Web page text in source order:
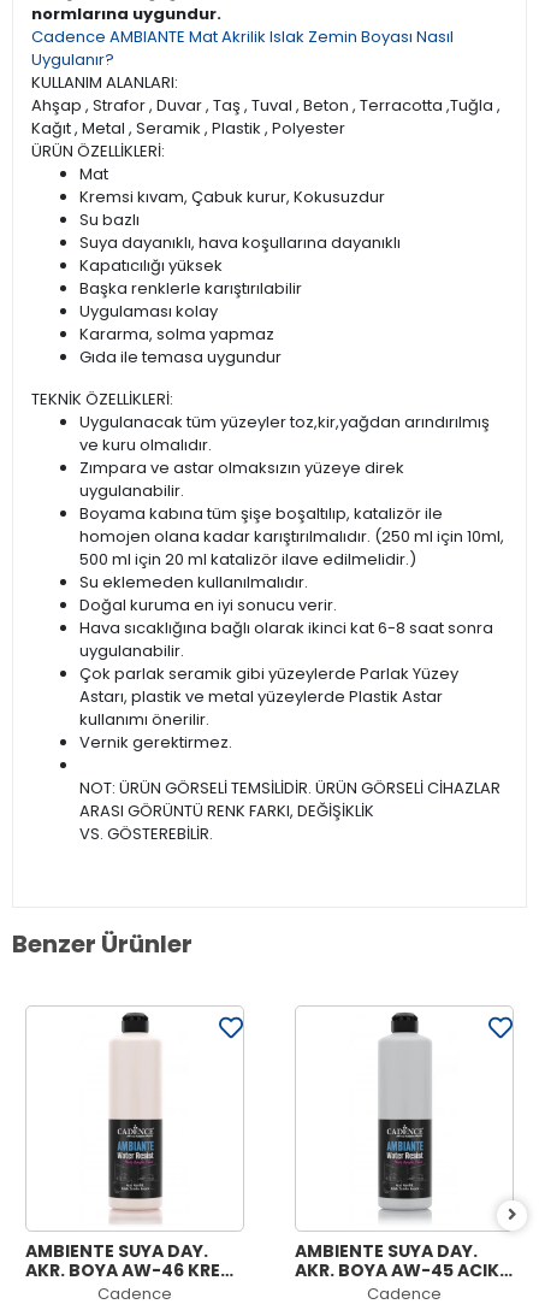
normlarına uygundur.
Cadence AMBIANTE Mat Akrilik Islak Zemin Boyası Nasıl
Uygulanır?
KULLANIM ALANLARI:
Ahşap , Strafor , Duvar , Taş , Tuval , Beton , Terracotta ,Tuğla ,
Kağıt , Metal , Seramik , Plastik , Polyester
ÜRÜN ÖZELLİKLERİ:
Mat
Kremsi kıvam, Çabuk kurur, Kokusuzdur
Su bazlı
Suya dayanıklı, hava koşullarına dayanıklı
Kapatıcılığı yüksek
Başka renklerle karıştırılabilir
Uygulaması kolay
Kararma, solma yapmaz
Gıda ile temasa uygundur
TEKNİK ÖZELLİKLERİ:
Uygulanacak tüm yüzeyler toz,kir,yağdan arındırılmış
ve kuru olmalıdır.
Zımpara ve astar olmaksızın yüzeye direk
uygulanabilir.
Boyama kabına tüm şişe boşaltılıp, katalizör ile
homojen olana kadar karıştırılmalıdır. (250 ml için 10ml,
500 ml için 20 ml katalizör ilave edilmelidir.)
Su eklemeden kullanılmalıdır.
Doğal kuruma en iyi sonucu verir.
Hava sıcaklığına bağlı olarak ikinci kat 6-8 saat sonra
uygulanabilir.
Çok parlak seramik gibi yüzeylerde Parlak Yüzey
Astarı, plastik ve metal yüzeylerde Plastik Astar
kullanımı önerilir.
Vernik gerektirmez.
NOT: ÜRÜN GÖRSELİ TEMSİLİDİR. ÜRÜN GÖRSELİ CİHAZLAR
ARASI GÖRÜNTÜ RENK FARKI, DEĞİŞİKLİK
VS. GÖSTEREBİLİR.
Benzer Ürünler
AMBIENTE SUYA DAY.
AKR. BOYA AW-46 KREM
500ML + KATALİZÖR
Cadence
AMBIENTE SUYA DAY.
AKR. BOYA AW-45 AÇIK
GRİ 500ML + KATALİZÖR
Cadence